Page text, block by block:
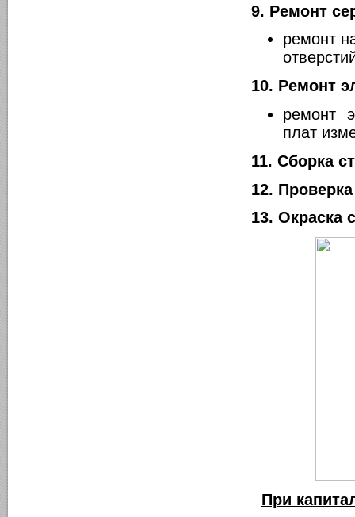
9. Ремонт
ремонт
10. Ремонт
ремонт
плат
11. Сборка
12.
13. Окраска
При